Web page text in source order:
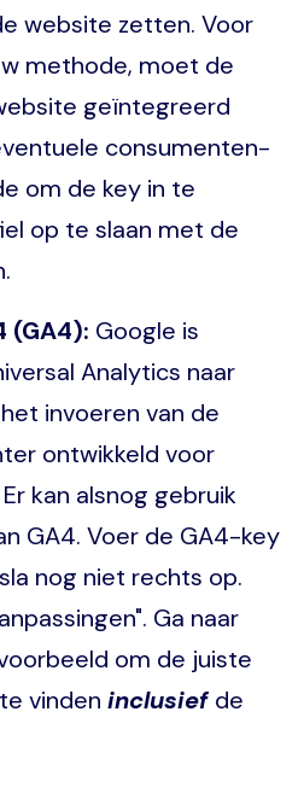
website zetten. Voor
methode, moet de
geïntegreerd
consumenten-
om de key in te
op te slaan met de
(GA4): Google is
Analytics naar
invoeren van de
ontwikkeld voor
kan alsnog gebruik
GA4. Voer de GA4-key
nog niet rechts op.
Ga naar
om de juiste
vinden inclusief de